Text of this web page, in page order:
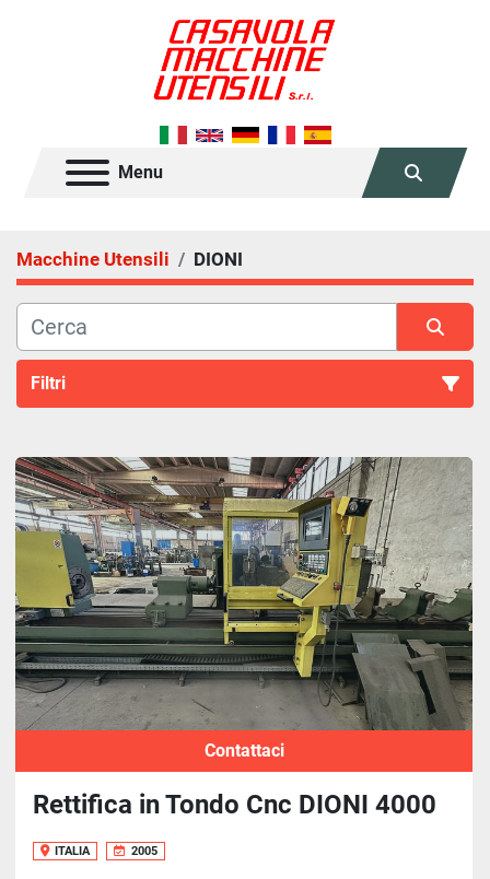
Menu
Cerca
Macchine Utensili DIONI
Filtri
Ordina per
Contattaci
Rettifica in Tondo Cnc DIONI 4000
ITALIA 2005